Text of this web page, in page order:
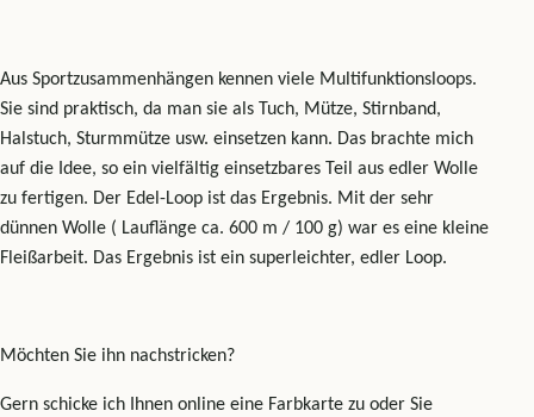
Aus Sportzusammenhängen kennen viele Multifunktionsloops.
Sie sind praktisch, da man sie als Tuch, Mütze, Stirnband,
Halstuch, Sturmmütze usw. einsetzen kann. Das brachte mich
auf die Idee, so ein vielfältig einsetzbares Teil aus edler Wolle
zu fertigen. Der Edel-Loop ist das Ergebnis. Mit der sehr
dünnen Wolle ( Lauflänge ca. 600 m / 100 g) war es eine kleine
Fleißarbeit. Das Ergebnis ist ein superleichter, edler Loop.
Möchten Sie ihn nachstricken?
Gern schicke ich Ihnen online eine Farbkarte zu oder Sie